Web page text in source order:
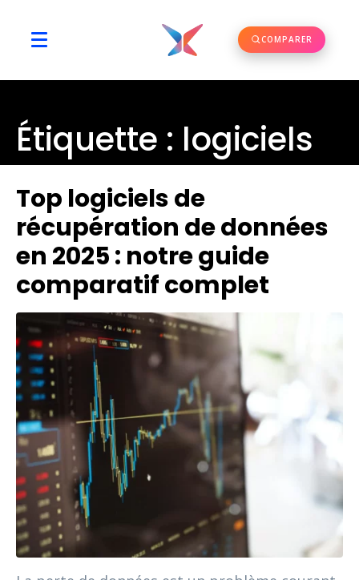
COMPARER
Étiquette : logiciels
Top logiciels de
récupération de données
en 2025 : notre guide
comparatif complet